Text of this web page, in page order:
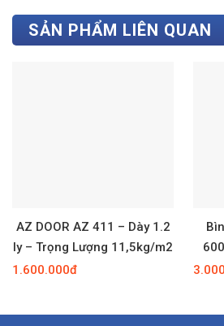
SẢN PHẨM LIÊN QUAN
AZ DOOR AZ 411 – Dày 1.2
ly – Trọng Lượng 11,5kg/m2
1.600.000đ